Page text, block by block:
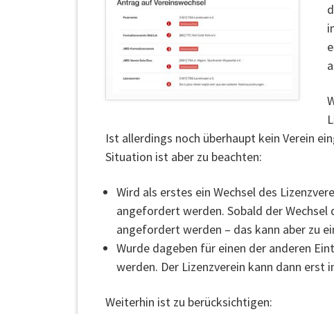
Ist allerdings noch überhaupt kein Verein
Situation ist aber zu beachten:
Wird als erstes ein Wechsel des
angefordert werden. Sobald der
angefordert werden – das kann aber zu
Wurde dageben für einen der anderen
werden. Der Lizenzverein kann dann erst
Weiterhin ist zu berücksichtigen: